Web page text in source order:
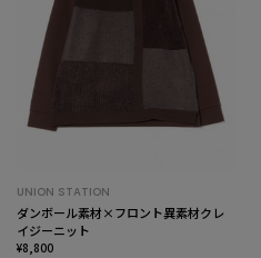
UNION STATION
ダンボール素材×フロント異素材クレ
イジーニット
¥8,800